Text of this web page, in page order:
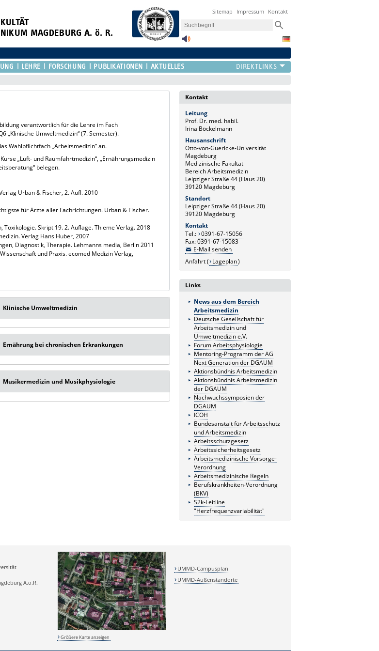
MAGDEBURG A. ö. R.
Sitemap Impressum Kontakt
LEHRE FORSCHUNG PUBLIKATIONEN AKTUELLES
verantwortlich für die Lehre im Fach
„Klinische Umweltmedizin“ (7. Semester).
Wahlpflichtfach „Arbeitsmedizin“ an.
„Luft- und Raumfahrtmedizin“, „Ernährungsmedizin
belegen.
Urban & Fischer, 2. Aufl. 2010
für Ärzte aller Fachrichtungen. Urban & Fischer.
Skript 19. 2. Auflage. Thieme Verlag. 2018
Verlag Hans Huber, 2007
Diagnostik, Therapie. Lehmanns media, Berlin 2011
und Praxis. ecomed Medizin Verlag,
Klinische Umweltmedizin
Ernährung bei chronischen Erkrankungen
Musikermedizin und Musikphysiologie
Kontakt
Leitung
Prof. Dr. med. habil.
Irina Böckelmann
Hausanschrift
Otto-von-Guericke-Universität
Magdeburg
Medizinische Fakultät
Bereich Arbeitsmedizin
Leipziger Straße 44 (Haus 20)
39120 Magdeburg
Standort
Leipziger Straße 44 (Haus 20)
39120 Magdeburg
Kontakt
Tel.: 0391-67-15056
Fax: 0391-67-15083
E-Mail senden
Anfahrt ( Lageplan)
Links
News aus dem Bereich
Arbeitsmedizin
Deutsche Gesellschaft für
Arbeitsmedizin und
Umweltmedizin e.V.
Forum Arbeitsphysiologie
Mentoring-Programm der AG
Next Generation der DGAUM
Aktionsbündnis Arbeitsmedizin
Aktionsbündnis Arbeitsmedizin
der DGAUM
Nachwuchssymposien der
DGAUM
ICOH
Bundesanstalt für Arbeitsschutz
und Arbeitsmedizin
Arbeitsschutzgesetz
Arbeitssicherheitsgesetz
Arbeitsmedizinische Vorsorge-
Verordnung
Arbeitsmedizinische Regeln
Berufskrankheiten-Verordnung
(BKV)
S2k-Leitline
"Herzfrequenzvariabilität"
A.ö.R.
Größere Karte anzeigen
UMMD-Campusplan
UMMD-Außenstandorte